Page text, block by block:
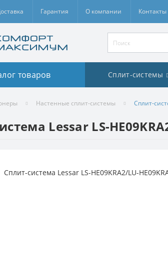
Гарантия О компании Контакты
товаров Сплит-системы
Настенные сплит-системы Cплит-
Lessar LS-